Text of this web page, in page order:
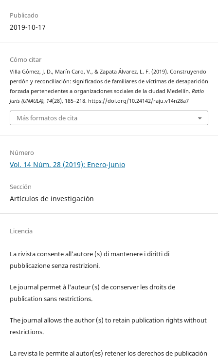
Publicado
2019-10-17
Cómo citar
Villa Gómez, J. D., Marín Caro, V., & Zapata Álvarez, L. F. (2019). Construyendo
perdón y reconciliación: significados de familiares de víctimas de desaparición
forzada pertenecientes a organizaciones sociales de la ciudad Medellín. Ratio
Juris (UNAULA), 14(28), 185–218. https://doi.org/10.24142/raju.v14n28a7
Más formatos de cita
Número
Vol. 14 Núm. 28 (2019): Enero-Junio
Sección
Artículos de investigación
Licencia
La rivista consente all'autore (s) di mantenere i diritti di
pubblicazione senza restrizioni.
Le journal permet à l'auteur (s) de conserver les droits de
publication sans restrictions.
The journal allows the author (s) to retain publication rights without
restrictions.
La revista le permite al autor(es) retener los derechos de publicación